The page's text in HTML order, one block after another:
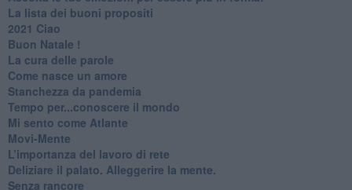
​La lista dei buoni propositi
2021 Ciao
Buon Natale !
​La cura delle parole
​Come nasce un amore
Stanchezza da pandemia
​Tempo per...conoscere il mondo
​Mi sento come Atlante
​Movi-Mente
​L’importanza del lavoro di rete
​Deliziare il palato. Alleggerire la mente.
​Senza rancore